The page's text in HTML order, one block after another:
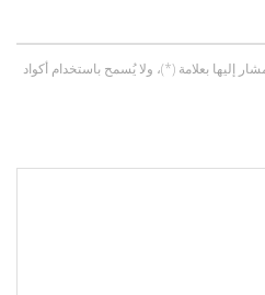
إليها بعلامة (*)، ولا يُسمح باستخدام أكواد